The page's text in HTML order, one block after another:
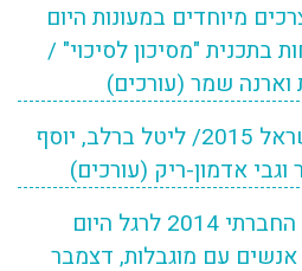
מיוחדים במעונות היום
בתכנית "מסיכון לסיכוי" /
וארנה שמר (עורכים)
אנשים עם מוגבלות בישראל 2015/ ליטל ברלב, יוסף
אדמון-ריק (עורכים)
לקט נתונים מתוך הסקר החברתי 2014 לרגל היום
אנשים עם מוגבלות, דצמבר